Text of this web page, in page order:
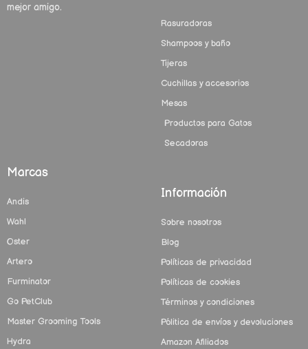
mejor amigo.
Rasuradoras
Shampoos y baño
Tijeras
Cuchillas y accesorios
Mesas
Productos para Gatos
Secadoras
Marcas
Andis
Wahl
Oster
Artero
Furminator
Go PetClub
Master Grooming Tools
Hydra
Información
Sobre nosotros
Blog
Políticas de privacidad
Políticas de cookies
Términos y condiciones
Pólitica de envíos y devoluciones
Amazon Afiliados